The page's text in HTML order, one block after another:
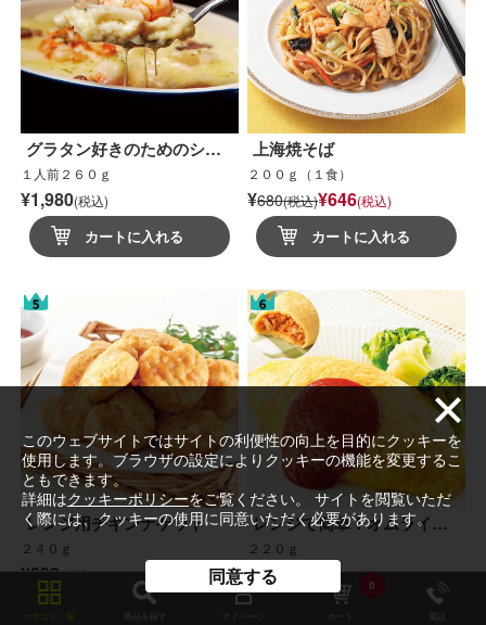
このウェブサイトではサイトの利便性の向上を目的にクッキーを
使用します。ブラウザの設定によりクッキーの機能を変更するこ
ともできます。
詳細はクッキーポリシーをご覧ください。 サイトを閲覧いただ
く際には、クッキーの使用に同意いただく必要があります。
同意する
グラタン好きのためのシ…
１人前２６０ｇ
¥1,980(税込)
カートに入れる
上海焼そば
２００ｇ（１食）
¥680(税込)¥646(税込)
カートに入れる
レンジ用チキンナゲット
２４０ｇ
¥890(税込)
カートに入れる
レンジで簡単！オムライ…
２２０ｇ
¥700
カートに入れる
カテゴリ一覧 商品を探す マイページ カート
0
電話